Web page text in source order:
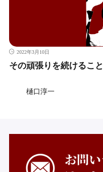
2022年3月10日
その頑張りを続けること
樋口淳一